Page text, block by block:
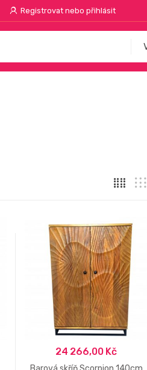
Registrovat nebo přihlásit
24 266,00 Kč